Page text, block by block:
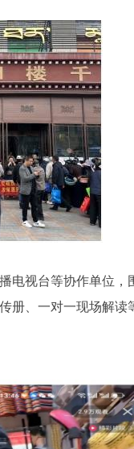
电视台等协作单位，
册、一对一现场解读